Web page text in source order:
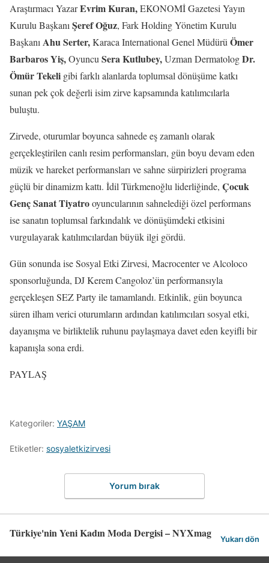
Araştırmacı YazarEvrim Kuran,EKONOMİ Gazetesi Yayın
Kurulu Başkanı Şeref Oğuz, Fark Holding Yönetim Kurulu
Başkanı Ahu Serter,Karaca International Genel Müdürü Ömer
Barbaros Yiş,Oyuncu Sera Kutlubey,Uzman DermatologDr.
Ömür Tekeli gibi farklı alanlarda toplumsal dönüşüme katkı
sunan pek çok değerli isim zirve kapsamında katılımcılarla
buluştu.
Zirvede, oturumlar boyunca sahnede eş zamanlı olarak
gerçekleştirilen canlı resim performansları, gün boyu devam eden
müzik ve hareket performansları ve sahne sürpirizleri programa
güçlü bir dinamizm kattı. İdil Türkmenoğlu liderliğinde, Çocuk
Genç Sanat Tiyatrooyuncularının sahnelediği özel performans
ise sanatın toplumsal farkındalık ve dönüşümdeki etkisini
vurgulayarak katılımcılardan büyük ilgi gördü.
Gün sonunda ise Sosyal Etki Zirvesi, Macrocenter ve Alcoloco
sponsorluğunda, DJ Kerem Cangoloz’ün performansıyla
gerçekleşen SEZ Party ile tamamlandı. Etkinlik, gün boyunca
süren ilham verici oturumların ardından katılımcıları sosyal etki,
dayanışma ve birliktelik ruhunu paylaşmaya davet eden keyifli bir
kapanışla sona erdi.
PAYLAŞ
Kategoriler: YAŞAM
Etiketler: sosyaletkizirvesi
Yorum bırak
Türkiye'nin Yeni Kadın Moda Dergisi – NYXmag Yukarı dön